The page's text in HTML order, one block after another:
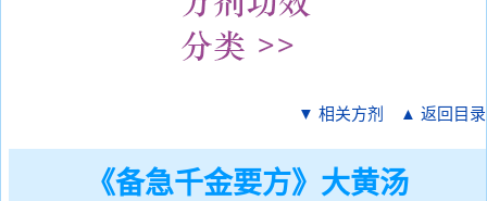
▼ 相关方剂 ▲ 返回目录
《备急千金要方》大黄汤